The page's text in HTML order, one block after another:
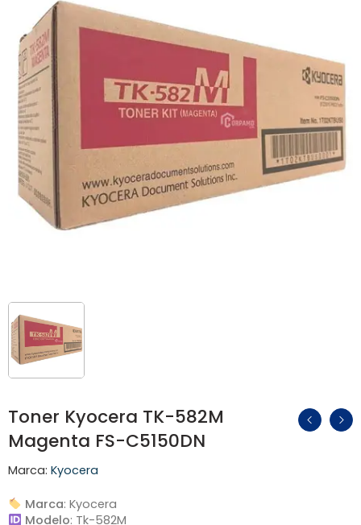
Toner Kyocera TK-582M
Magenta FS-C5150DN
Marca: Kyocera
Marca: Kyocera
Modelo: Tk-582M